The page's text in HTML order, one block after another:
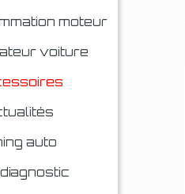
moteur
voiture
auto